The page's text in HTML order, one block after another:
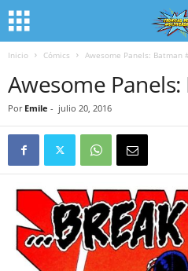
Inicio Cómics Awesome Panels: Batman
Awesome
Por Emile - julio 20, 2016